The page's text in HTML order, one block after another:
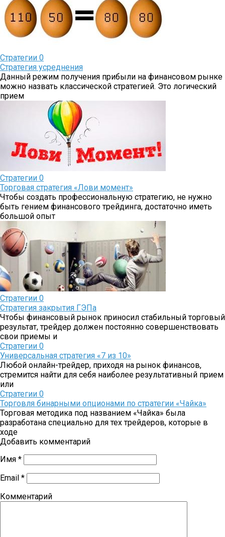
Стратегии 0
Стратегия усреднения
Данный режим получения прибыли на финансовом рынке
можно назвать классической стратегией. Это логический
прием
Стратегии 0
Торговая стратегия «Лови момент»
Чтобы создать профессиональную стратегию, не нужно
быть гением финансового трейдинга, достаточно иметь
большой опыт
Стратегии 0
Стратегия закрытия ГЭПа
Чтобы финансовый рынок приносил стабильный торговый
результат, трейдер должен постоянно совершенствовать
свои приемы и
Стратегии 0
Универсальная стратегия «7 из 10»
Любой онлайн-трейдер, приходя на рынок финансов,
стремится найти для себя наиболее результативный прием
или
Стратегии 0
Торговля бинарными опционами по стратегии «Чайка»
Торговая методика под названием «Чайка» была
разработана специально для тех трейдеров, которые в
ходе
Добавить комментарий
Имя *
Email *
Комментарий